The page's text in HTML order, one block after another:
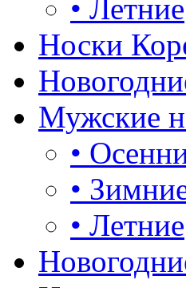
• Летние
Носки
Мужские
•
•
• Летние